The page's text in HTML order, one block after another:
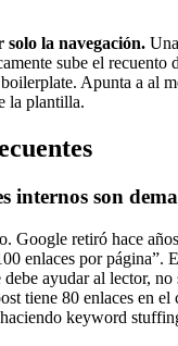
la navegación.
sube el recuento
Apunta a al
la plantilla.
internos son
Google retiró hace
enlaces por página”.
ayudar al lector,
tiene 80 enlaces en el
keyword